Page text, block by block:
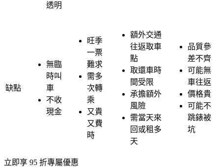
透明
缺點
無臨
時叫
車
不收
現金
旺季
一票
難求
需多
次轉
乘
又貴
又費
時
額外交通
往返取車
點
取還車時
間受限
承擔額外
風險
需當天來
回或租多
天
品質參
差不齊
可能無
車往返
價格貴
可能不
跳錶被
坑
立即享 95 折專屬優惠